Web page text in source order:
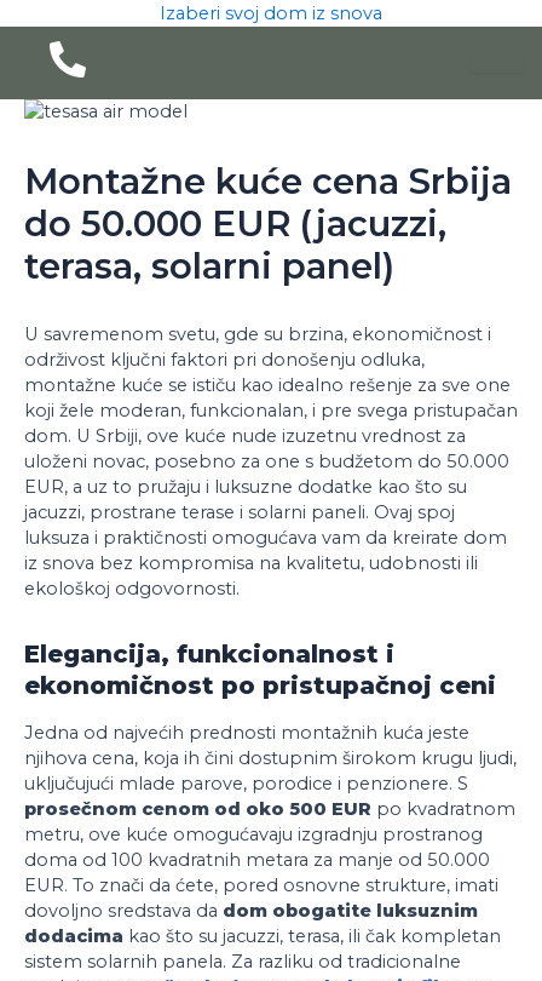
sadržaj
Izaberi svoj dom iz snova
Montažne kuće cena Srbija
do 50.000 EUR (jacuzzi,
terasa, solarni panel)
U savremenom svetu, gde su brzina, ekonomičnost i
održivost ključni faktori pri donošenju odluka,
montažne kuće se ističu kao idealno rešenje za sve one
koji žele moderan, funkcionalan, i pre svega pristupačan
dom. U Srbiji, ove kuće nude izuzetnu vrednost za
uloženi novac, posebno za one s budžetom do 50.000
EUR, a uz to pružaju i luksuzne dodatke kao što su
jacuzzi, prostrane terase i solarni paneli. Ovaj spoj
luksuza i praktičnosti omogućava vam da kreirate dom
iz snova bez kompromisa na kvalitetu, udobnosti ili
ekološkoj odgovornosti.
Elegancija, funkcionalnost i
ekonomičnost po pristupačnoj ceni
Jedna od najvećih prednosti montažnih kuća jeste
njihova cena, koja ih čini dostupnim širokom krugu ljudi,
uključujući mlade parove, porodice i penzionere. S
prosečnom cenom od oko 500 EUR po kvadratnom
metru, ove kuće omogućavaju izgradnju prostranog
doma od 100 kvadratnih metara za manje od 50.000
EUR. To znači da ćete, pored osnovne strukture, imati
dovoljno sredstava da dom obogatite luksuznim
dodacima kao što su jacuzzi, terasa, ili čak kompletan
sistem solarnih panela. Za razliku od tradicionalne